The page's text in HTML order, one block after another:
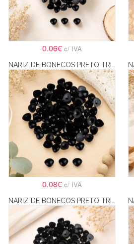
0.06€c/ IVA
NARIZ DE BONECOS PRETO TRIÂNGULAR PARA COLAR 12X15MM
0.08€c/ IVA